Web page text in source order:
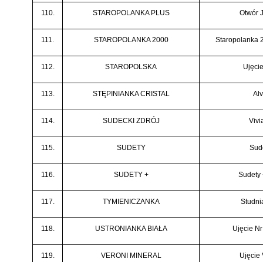
110. STAROPOLANKA PLUS Otwór
111. STAROPOLANKA 2000 Staropolanka
112. STAROPOLSKA
113. STĘPINIANKA CRISTAL
114. SUDECKI ZDRÓJ
115. SUDETY
116. SUDETY + Sudety
117. TYMIENICZANKA
118. USTRONIANKA BIAŁA Ujęcie
119. VERONI MINERAL Ujęcie